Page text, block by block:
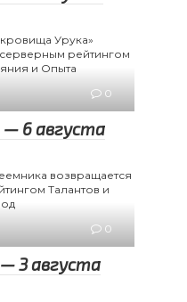
Урука»
рейтингом
и Опыта
0
— 6 августа
возвращается
Талантов и
0
— 3 августа